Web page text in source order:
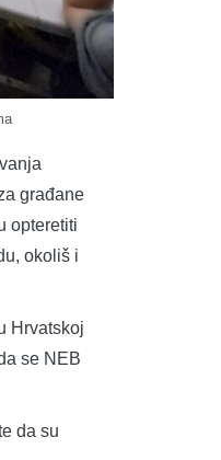
građane
opteretiti
okoliš i
Hrvatskoj
se NEB
da su